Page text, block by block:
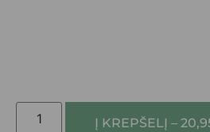
Į KREPŠELĮ –